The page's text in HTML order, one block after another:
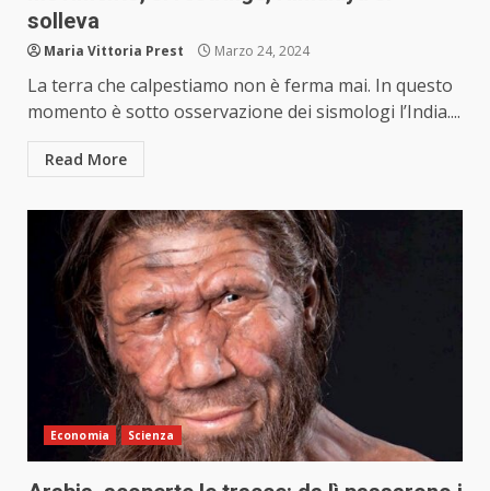
solleva
Maria Vittoria Prest Marzo 24, 2024
La terra che calpestiamo non è ferma mai. In questo
momento è sotto osservazione dei sismologi l’India....
Read More
Economia Scienza